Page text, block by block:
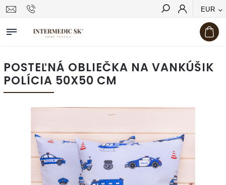
EUR
Hľadať
POSTEĽNÁ OBLIEČKA NA VANKÚŠIK
POLÍCIA 50X50 CM